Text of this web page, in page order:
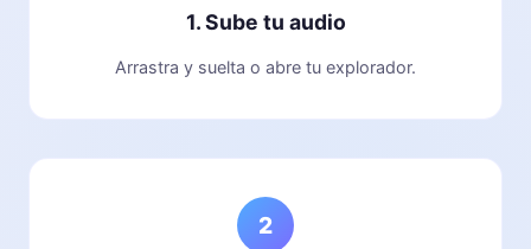
1. Sube tu audio
Arrastra y suelta o abre tu explorador.
2